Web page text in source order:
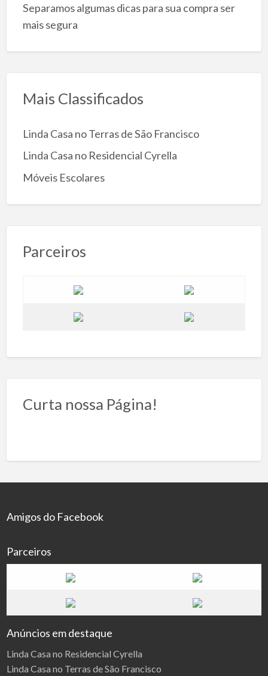
Separamos algumas dicas para sua compra ser
mais segura
Mais Classificados
Linda Casa no Terras de São Francisco
Linda Casa no Residencial Cyrella
Móveis Escolares
Parceiros
Curta nossa Página!
Amigos do Facebook
Parceiros
Anúncios em destaque
Linda Casa no Residencial Cyrella
Linda Casa no Terras de São Francisco